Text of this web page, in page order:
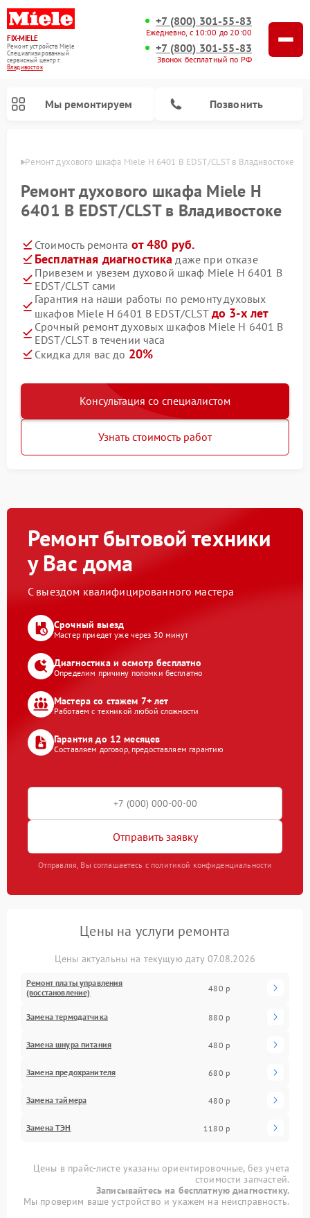
FIX-MIELE
Ремонт устройств Miele
Специализированный
cервисный центр г.
Владивосток
+7 (800) 301-55-83
Ежедневно, с 10:00 до 20:00
+7 (800) 301-55-83
Звонок бесплатный по РФ
Мы ремонтируем Позвонить
Ремонт духового шкафа Miele H 6401 B EDST/CLST в Владивостоке
Ремонт духового шкафа Miele H
6401 B EDST/CLST в Владивостоке
Стоимость ремонта от 480 руб.
Бесплатная диагностика даже при отказе
Привезем и увезем духовой шкаф Miele H 6401 B
EDST/CLST сами
Гарантия на наши работы по ремонту духовых
шкафов Miele H 6401 B EDST/CLST до 3-х лет
Срочный ремонт духовых шкафов Miele H 6401 B
EDST/CLST в течении часа
Скидка для вас до 20%
Консультация со специалистом
Узнать стоимость работ
Ремонт бытовой техники
у Вас дома
С выездом квалифицированного мастера
Срочный выезд
Мастер приедет уже через 30 минут
Диагностика и осмотр бесплатно
Определим причину поломки бесплатно
Мастера со стажем 7+ лет
Работаем с техникой любой сложности
Гарантия до 12 месяцев
Составляем договор, предоставляем гарантию
Отправить заявку
Отправляя, Вы соглашаетесь с политикой конфиденциальности
Цены на услуги ремонта
Цены актуальны на текущую дату 07.08.2026
Ремонт платы управления
(восстановление)
480 р
Замена термодатчика 880 р
Замена шнура питания 480 р
Замена предохранителя 680 р
Замена таймера 480 р
Замена ТЭН 1180 р
Цены в прайс-листе указаны ориентировочные, без учета
стоимости запчастей.
Записывайтесь на бесплатную диагностику.
Мы проверим ваше устройство и укажем на неисправность.